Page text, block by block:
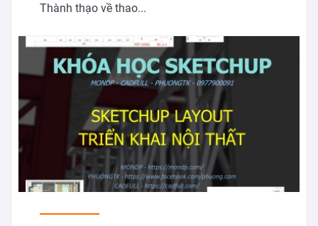
Thành thạo về thao...